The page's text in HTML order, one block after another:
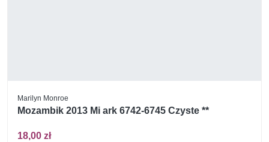
Marilyn Monroe
Mozambik 2013 Mi ark 6742-6745 Czyste **
18,00 zł